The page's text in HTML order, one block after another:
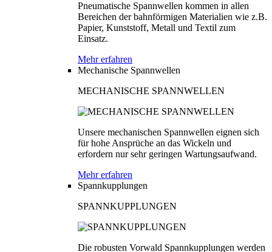
Pneumatische Spannwellen kommen in allen
Bereichen der bahnförmigen Materialien wie z.B.
Papier, Kunststoff, Metall und Textil zum
Einsatz.
Mehr erfahren
Mechanische Spannwellen
MECHANISCHE SPANNWELLEN
Unsere mechanischen Spannwellen eignen sich
für hohe Ansprüche an das Wickeln und
erfordern nur sehr geringen Wartungsaufwand.
Mehr erfahren
Spannkupplungen
SPANNKUPPLUNGEN
Die robusten Vorwald Spannkupplungen werden